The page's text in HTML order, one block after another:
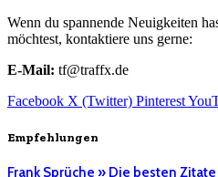
Wenn du spannende Neuigkeiten
möchtest, kontaktiere uns gerne:
E-Mail: tf@traffx.de
Facebook X (Twitter) Pinterest
Empfehlungen
Frank Sprüche » Die besten